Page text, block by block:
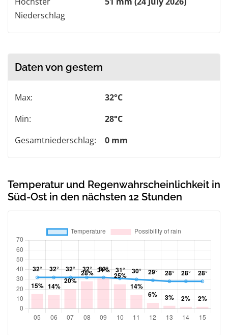
Niederschlag
Daten von gestern
Max:
32°C
Min:
28°C
Gesamtniederschlag:
0 mm
Temperatur und Regenwahrscheinlichkeit in
Süd-Ost in den nächsten 12 Stunden